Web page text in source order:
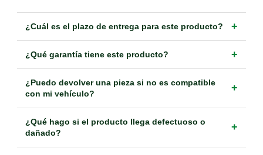
¿Cuál es el plazo de entrega para este producto? +
¿Qué garantía tiene este producto? +
¿Puedo devolver una pieza si no es compatible
con mi vehículo?
+
¿Qué hago si el producto llega defectuoso o
dañado?
+